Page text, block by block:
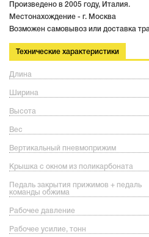
Произведено в 2005 году, Италия.
Местонахождение - г. Москва
Возможен самовывоз или доставка
Технические характеристики
Длина
Ширина
Высота
Вес
Вертикальный пневмоприжим
Крышка с окном из поликарбоната
Педаль закрытия прижимов + педаль
команды обжима
Рабочее давление
Рабочее усилие, тонн